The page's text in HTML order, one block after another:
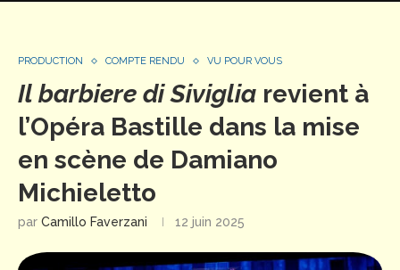
PRODUCTION COMPTE RENDU VU POUR VOUS
Il barbiere di Siviglia revient à
l’Opéra Bastille dans la mise
en scène de Damiano
Michieletto
par Camillo Faverzani 12 juin 2025